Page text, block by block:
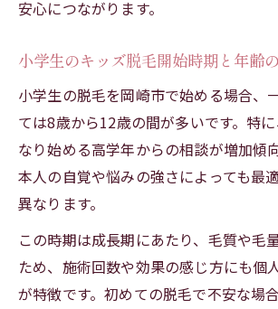
安心につながります。
小学生のキッズ脱毛開始時期と年齢
小学生の脱毛を岡崎市で始める場合、
ては8歳から12歳の間が多いです。特
なり始める高学年からの相談が増加傾
本人の自覚や悩みの強さによっても最
異なります。
この時期は成長期にあたり、毛質や毛
ため、施術回数や効果の感じ方にも個
が特徴です。初めての脱毛で不安な場